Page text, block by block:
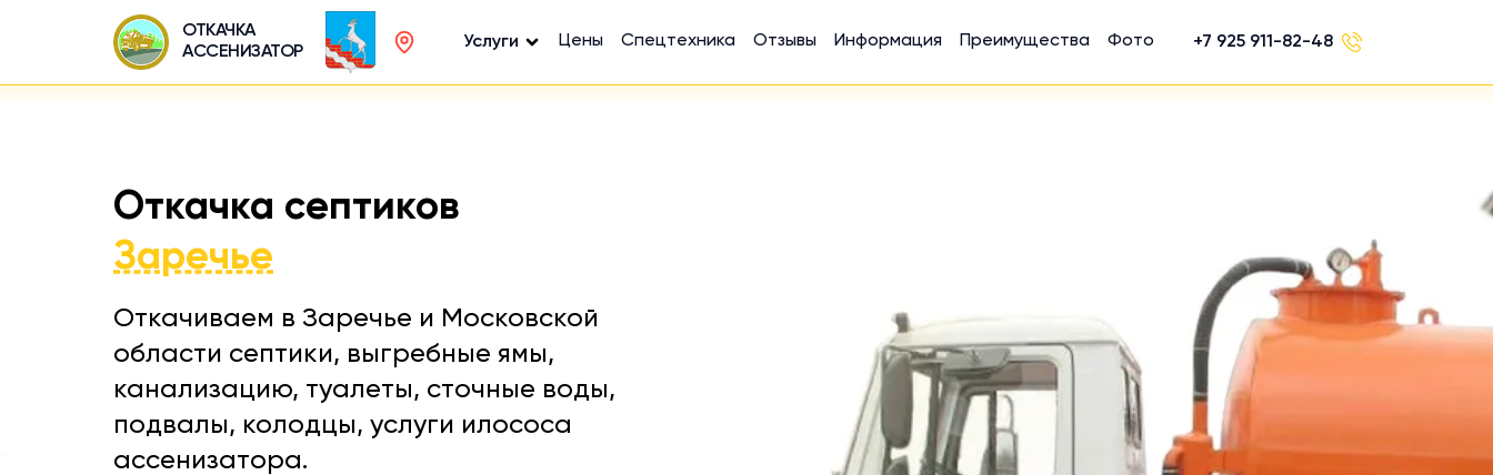
ОТКАЧКА
АССЕНИЗАТОР
Услуги Цены Спецтехника Отзывы Информация Преимущества Фото +7 925 911-82-48
Откачка септиков
Заречье
Откачиваем в Заречье и Московской
области септики, выгребные ямы,
канализацию, туалеты, сточные воды,
подвалы, колодцы, услуги илососа
ассенизатора.